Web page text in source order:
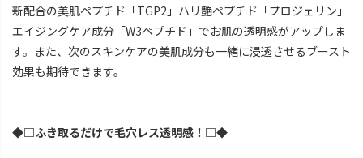
新配合の美肌ペプチド「TGP2」ハリ艶ペプチド「プロジェリン」
エイジングケア成分「W3ペプチド」でお肌の透明感がアップしま
す。また、次のスキンケアの美肌成分も一緒に浸透させるブースト
効果も期待できます。
◆□ふき取るだけで毛穴レス透明感！□◆